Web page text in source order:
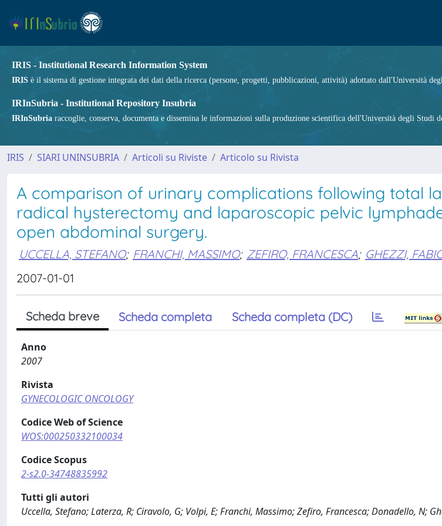
IRIS - Institutional Research Information System
IRIS è il sistema di gestione integrata dei dati della ricerca (persone, progetti, pubblicazioni, attività) adottato dall'Università
IRInSubria - Institutional Repository Insubria
IRInSubria raccoglie, conserva, documenta e dissemina le informazioni sulla produzione scientifica dell'Università degli Studi
IRIS SIARI UNINSUBRIA Articoli su Riviste Articolo su Rivista
A comparison of urinary complications following total
radical hysterectomy and laparoscopic pelvic
open abdominal surgery.
UCCELLA, STEFANO; FRANCHI, MASSIMO; ZEFIRO, FRANCESCA; GHEZZI,
2007-01-01
Scheda breve Scheda completa Scheda completa (DC)
Anno
2007
Rivista
GYNECOLOGIC ONCOLOGY
Codice Web of Science
WOS:000250332100034
Codice Scopus
2-s2.0-34748835992
Tutti gli autori
Uccella, Stefano; Laterza, R; Ciravolo, G; Volpi, E; Franchi, Massimo; Zefiro, Francesca; Donadello, N;